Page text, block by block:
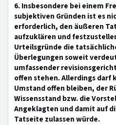
6. Insbesondere bei einem
subjektiven Gründen ist es
erforderlich, den äußeren
aufzuklären und
Urteilsgründe die
Überlegungen soweit
umfassender
offen stehen. Allerdings darf
Umstand offen bleiben, der
Wissensstand bzw. die
Angeklagten und damit auf
Tatseite zulassen würde.